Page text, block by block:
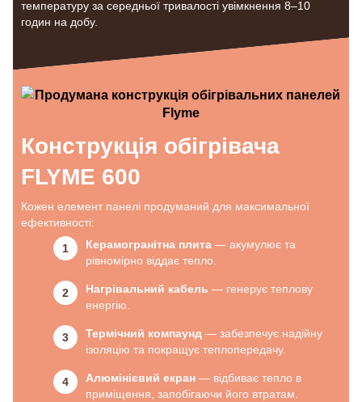
температуру за середньої тривалості увімкнення 8–10
годин на добу.
Конструкція обігрівача
FLYME 600
Кожен елемент панелі продуманий для максимальної
ефективності:
Керамогранітна плита — акумулює та
рівномірно віддає тепло.
Нагрівальний кабель — генерує теплову
енергію.
Термічний компаунд — забезпечує надійну
ізоляцію та покращує теплопередачу.
Алюмінієвий екран — відбиває тепло в
приміщення, запобігаючи його втратам.